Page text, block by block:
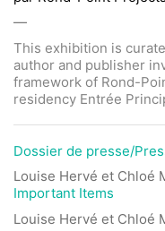
—
This exhibition is
author and publisher
framework of Rond-
residency Entrée
Dossier de presse/
Louise Hervé et Chloé
Important Items
Louise Hervé et Chloé